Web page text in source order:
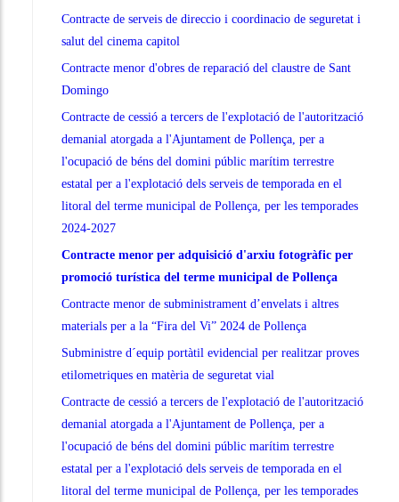
Contracte de serveis de direccio i coordinacio de seguretat i
salut del cinema capitol
Contracte menor d'obres de reparació del claustre de Sant
Domingo
Contracte de cessió a tercers de l'explotació de l'autorització
demanial atorgada a l'Ajuntament de Pollença, per a
l'ocupació de béns del domini públic marítim terrestre
estatal per a l'explotació dels serveis de temporada en el
litoral del terme municipal de Pollença, per les temporades
2024-2027
Contracte menor per adquisició d'arxiu fotogràfic per
promoció turística del terme municipal de Pollença
Contracte menor de subministrament d’envelats i altres
materials per a la “Fira del Vi” 2024 de Pollença
Subministre d´equip portàtil evidencial per realitzar proves
etilometriques en matèria de seguretat vial
Contracte de cessió a tercers de l'explotació de l'autorització
demanial atorgada a l'Ajuntament de Pollença, per a
l'ocupació de béns del domini públic marítim terrestre
estatal per a l'explotació dels serveis de temporada en el
litoral del terme municipal de Pollença, per les temporades